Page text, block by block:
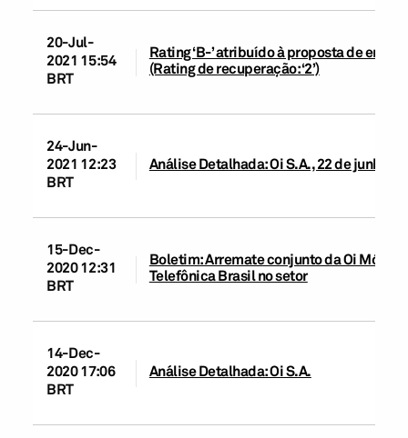
20-Jul-
2021 15:54
BRT
Rating ‘B-’ atribuído à proposta de
(Rating de recuperação: ‘2’)
24-Jun-
2021 12:23
BRT
Análise Detalhada: Oi S.A., 22 de junho
15-Dec-
2020 12:31
BRT
Boletim: Arremate conjunto da Oi
Telefônica Brasil no setor
14-Dec-
2020 17:06
BRT
Análise Detalhada: Oi S.A.